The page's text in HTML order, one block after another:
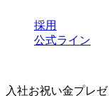
採用
公式ライン
入社お祝い金プレゼ